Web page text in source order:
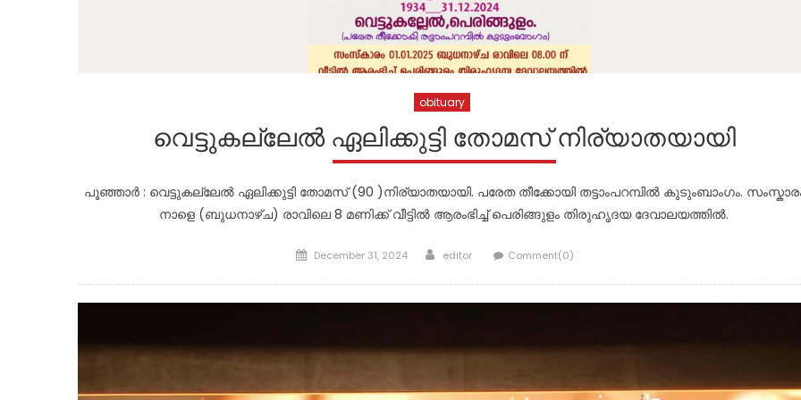
obituary
വെട്ടുകല്ലേൽ ഏലിക്കുട്ടി തോമസ് നിര്യാതയായി
പൂഞ്ഞാർ : വെട്ടുകല്ലേൽ ഏലിക്കുട്ടി തോമസ് (90 )നിര്യാതയായി. പരേത തീക്കോയി തട്ടാംപറമ്പിൽ കുടുംബാംഗം.
നാളെ (ബുധനാഴ്ച) രാവിലെ 8 മണിക്ക് വീട്ടിൽ ആരംഭിച്ച് പെരിങ്ങുളം തിരുഹൃദയ ദേവാലയത്തിൽ.
Posted
December 31, 2024 Author
editor Comment(0)